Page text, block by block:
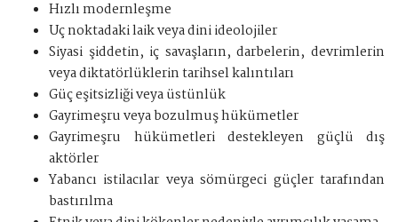
Hızlı modernleşme
Uç noktadaki laik veya dini ideolojiler
Siyasi şiddetin, iç savaşların, darbelerin, devrimlerin
veya diktatörlüklerin tarihsel kalıntıları
Güç eşitsizliği veya üstünlük
Gayrimeşru veya bozulmuş hükümetler
Gayrimeşru hükümetleri destekleyen güçlü dış
aktörler
Yabancı istilacılar veya sömürgeci güçler tarafından
bastırılma